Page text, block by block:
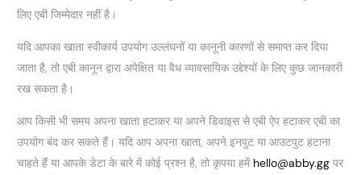
लिए एबी जिम्मेदार नहीं है।
यदि आपका खाता स्वीकार्य उपयोग उल्लंघनों या कानूनी कारणों से समाप्त कर दिया
जाता है, तो एबी कानून द्वारा अपेक्षित या वैध व्यावसायिक उद्देश्यों के लिए कुछ जानकारी
रख सकता है।
आप किसी भी समय अपना खाता हटाकर या अपने डिवाइस से एबी ऐप हटाकर एबी का
उपयोग बंद कर सकते हैं। यदि आप अपना खाता, अपने इनपुट या आउटपुट हटाना
चाहते हैं या आपके डेटा के बारे में कोई प्रश्न है, तो कृपया हमें hello@abby.gg पर